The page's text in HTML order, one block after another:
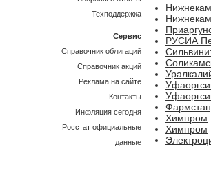
РУСИА
Химпром
Химпром
Техподдержка
Сервис
Справочник облигаций
Справочник акций
Реклама на сайте
Контакты
Инфляция сегодня
Росстат официальные
данные